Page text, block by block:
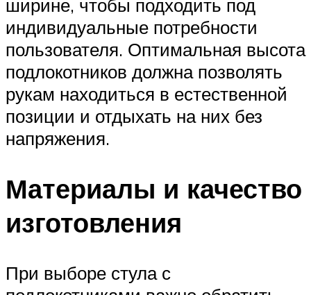
ширине, чтобы подходить под
индивидуальные потребности
пользователя. Оптимальная высота
подлокотников должна позволять
рукам находиться в естественной
позиции и отдыхать на них без
напряжения.
Материалы и качество
изготовления
При выборе стула с